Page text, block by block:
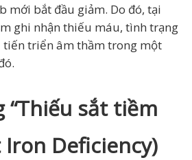
mới bắt đầu giảm. Do đó, tại
ghi nhận thiếu máu, tình trạng
triển âm thầm trong một
“Thiếu sắt tiềm
Iron Deficiency)